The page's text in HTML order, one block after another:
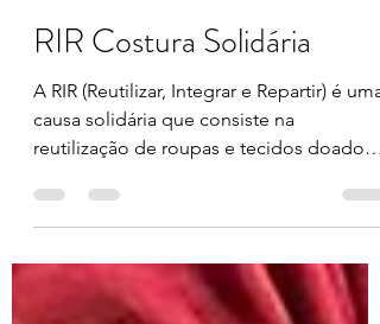
associacao Reinventar
22 de ago. de 2023
1 min de leitura
RIR Costura Solidária
A RIR (Reutilizar, Integrar e Repartir) é uma
reutilização de roupas e tecidos doados
para a realização...